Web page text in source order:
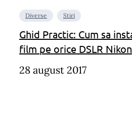
Diverse Stiri
Ghid Practic: Cum sa
film pe orice DSLR Nikon
28 august 2017